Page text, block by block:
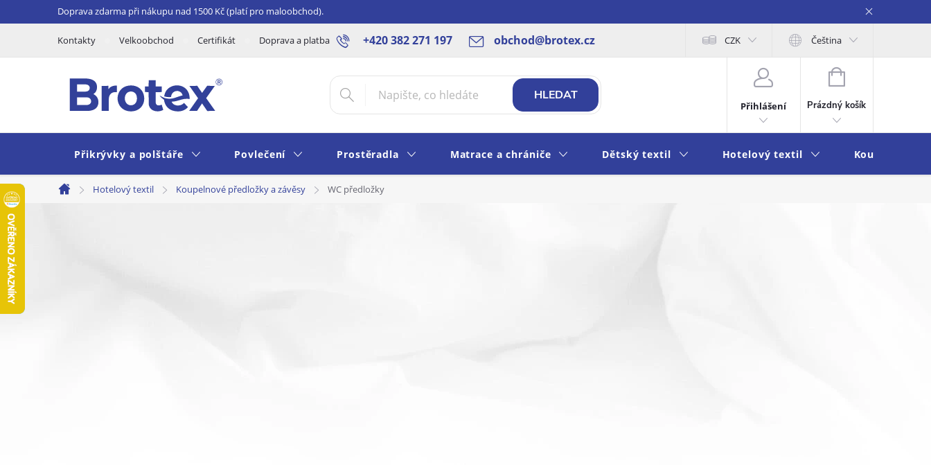
na
Doprava zdarma při nákupu nad 1500 Kč (platí pro maloobchod).
+420 382 271 197 obchod@brotex.cz
Kontakty Velkoobchod Certifikát Doprava a platba Blog Rady a tipy Obchodní podmínky Ochrana osobních údajů Moje objednávka
CZK Čeština
HLEDAT
Přihlášení
NÁKUPNÍ
KOŠÍK
Prázdný košík
Přikrývky a polštáře Povlečení Prostěradla Matrace a chrániče Dětský textil Hotelový textil Koupelna a
Domů
Hotelový textil Koupelnové předložky a závěsy WC předložky